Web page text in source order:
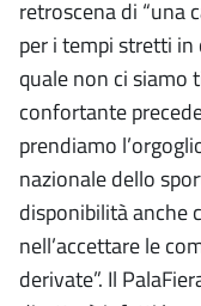
retroscena di “una
per i tempi stretti in
quale non ci siamo
confortante
prendiamo
nazionale dello
disponibilità anche
nell’accettare le
derivate”. Il